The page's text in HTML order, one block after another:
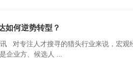
如何逆势转型？
对专注人才搜寻的猎头行业来说，宏观
企业方、候选人 ...